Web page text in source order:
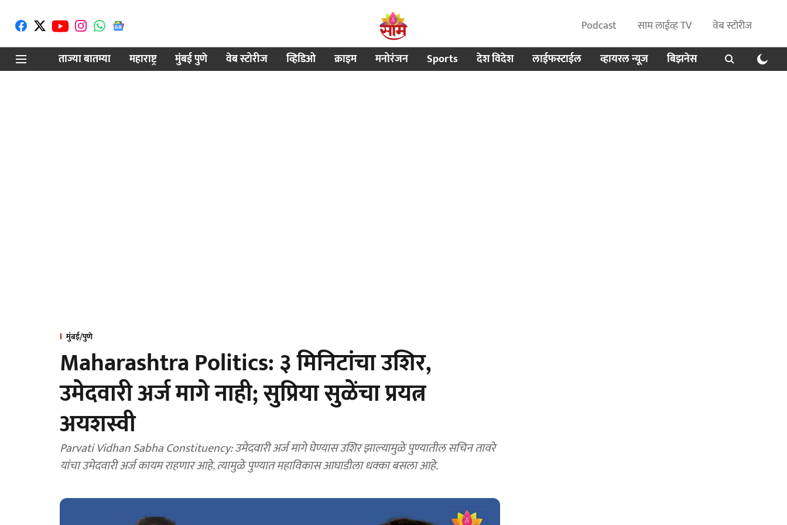
Podcast साम लाईव्ह TV
वेब स्टोरीज
ताज्या बातम्या
महाराष्ट्र मुंबई पुणे वेब स्टोरीज व्हिडिओ क्राइम मनोरंजन Sports देश विदेश लाईफस्टाईल व्हायरल न्यूज बिझनेस
मुंबई/पुणे
Maharashtra Politics: ३ मिनिटांचा उशिर,
उमेदवारी अर्ज मागे नाही; सुप्रिया सुळेंचा प्रयत्न
अयशस्वी
Parvati Vidhan Sabha Constituency: उमेदवारी अर्ज मागे घेण्यास उशिर झाल्यामुळे पुण्यातील सचिन तावरे
यांचा उमेदवारी अर्ज कायम राहणार आहे. त्यामुळे पुण्यात महाविकास आघाडीला धक्का बसला आहे.